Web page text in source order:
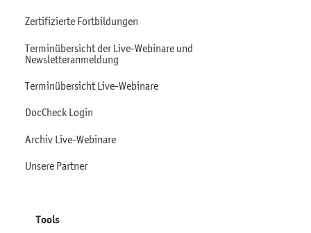
Zertifizierte Fortbildungen
Terminübersicht der Live-Webinare und
Newsletteranmeldung
Terminübersicht Live-Webinare
DocCheck Login
Archiv Live-Webinare
Unsere Partner
Tools